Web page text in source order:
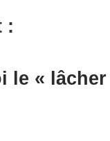
:
le «